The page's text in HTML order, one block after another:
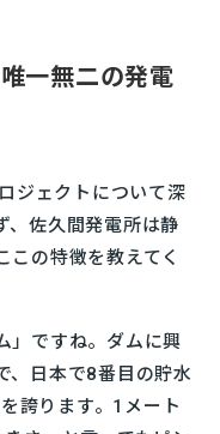
一無二の発電
ジェクトについて深
、佐久間発電所は静
この特徴を教えてく
」ですね。ダムに興
、日本で8番目の貯水
誇ります。1メート